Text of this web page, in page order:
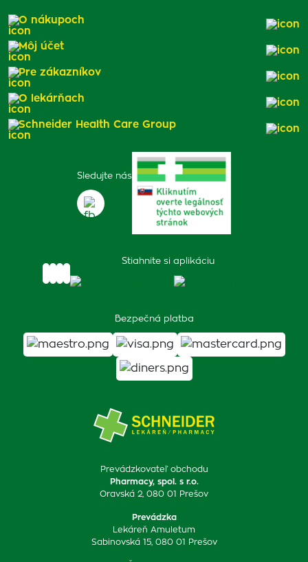
Prevádzkovateľ obchodu
Pharmacy, spol. s r.o.
Oravská 2, 080 01 Prešov
Prevádzka
Lekáreň Amuletum
Sabinovská 15, 080 01 Prešov
Sledujte nás
Stiahnite si aplikáciu
Bezpečná platba
O nákupoch
Môj účet
Pre zákazníkov
O lekárňach
Schneider Health Care Group